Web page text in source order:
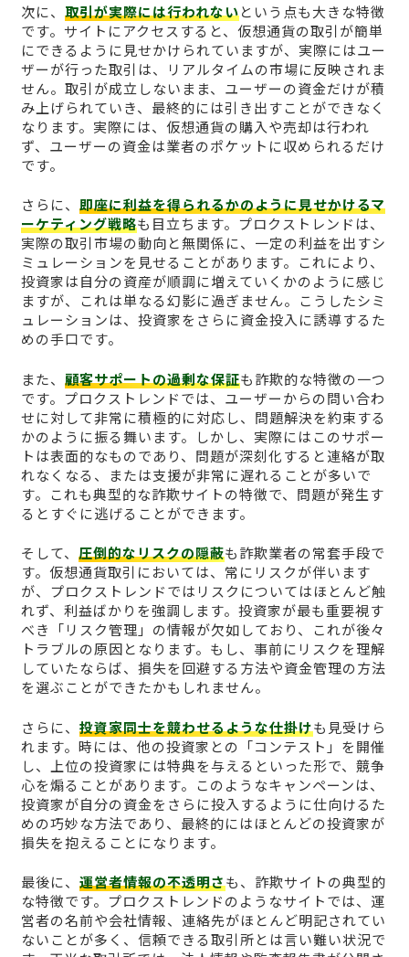
次に、 取引が実際には行われないという点も大きな特徴
です。サイトにアクセスすると、仮想通貨の取引が簡単
にできるように見せかけられていますが、実際にはユー
ザーが行った取引は、リアルタイムの市場に反映されま
せん。取引が成立しないまま、ユーザーの資金だけが積
み上げられていき、最終的には引き出すことができなく
なります。実際には、仮想通貨の購入や売却は行われ
ず、ユーザーの資金は業者のポケットに収められるだけ
です。
さらに、 即座に利益を得られるかのように見せかけるマ
ーケティング戦略も目立ちます。プロクストレンドは、
実際の取引市場の動向と無関係に、一定の利益を出すシ
ミュレーションを見せることがあります。これにより、
投資家は自分の資産が順調に増えていくかのように感じ
ますが、これは単なる幻影に過ぎません。こうしたシミ
ュレーションは、投資家をさらに資金投入に誘導するた
めの手口です。
また、 顧客サポートの過剰な保証も詐欺的な特徴の一つ
です。プロクストレンドでは、ユーザーからの問い合わ
せに対して非常に積極的に対応し、問題解決を約束する
かのように振る舞います。しかし、実際にはこのサポー
トは表面的なものであり、問題が深刻化すると連絡が取
れなくなる、または支援が非常に遅れることが多いで
す。これも典型的な詐欺サイトの特徴で、問題が発生す
るとすぐに逃げることができます。
そして、 圧倒的なリスクの隠蔽も詐欺業者の常套手段で
す。仮想通貨取引においては、常にリスクが伴います
が、プロクストレンドではリスクについてはほとんど触
れず、利益ばかりを強調します。投資家が最も重要視す
べき「リスク管理」の情報が欠如しており、これが後々
トラブルの原因となります。もし、事前にリスクを理解
していたならば、損失を回避する方法や資金管理の方法
を選ぶことができたかもしれません。
さらに、 投資家同士を競わせるような仕掛けも見受けら
れます。時には、他の投資家との「コンテスト」を開催
し、上位の投資家には特典を与えるといった形で、競争
心を煽ることがあります。このようなキャンペーンは、
投資家が自分の資金をさらに投入するように仕向けるた
めの巧妙な方法であり、最終的にはほとんどの投資家が
損失を抱えることになります。
最後に、 運営者情報の不透明さも、詐欺サイトの典型的
な特徴です。プロクストレンドのようなサイトでは、運
営者の名前や会社情報、連絡先がほとんど明記されてい
ないことが多く、信頼できる取引所とは言い難い状況で